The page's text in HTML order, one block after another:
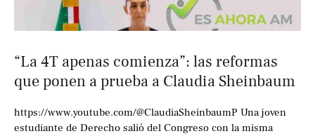
“La 4T apenas comienza”: las reformas
que ponen a prueba a Claudia Sheinbaum
https://www.youtube.com/@ClaudiaSheinbaumP Una joven
estudiante de Derecho salió del Congreso con la misma